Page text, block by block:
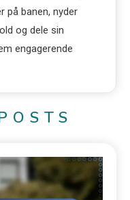
på banen, nyder
og dele sin
engagerende